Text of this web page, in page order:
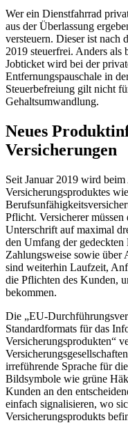
Wer ein Dienstfahrrad
aus der Überlassung
versteuern. Dieser ist nach
2019 steuerfrei. Anders als
Jobticket wird bei der
Entfernungspauschale in
Steuerbefreiung gilt nicht
Gehaltsumwandlung.
Neues
Versicherungen
Seit Januar 2019 wird beim
Versicherungsproduktes
Pflicht. Versicherer
Unterschrift auf maximal
den Umfang der
Zahlungsweise sowie über
sind weiterhin Laufzeit,
die Pflichten des Kunden,
bekommen.
Die „EU-
Standardformats für das
Versicherungsprodukten“
irreführende Sprache für
Bildsymbole wie grüne
Kunden an den
einfach signalisieren, wo
Versicherungsprodukts